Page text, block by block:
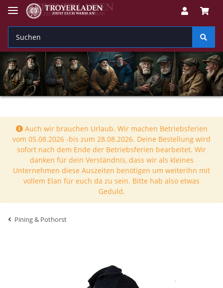
Auch wir brauchen Urlaub. Wir machen Betriebsferien
vom 05.08.2026 -bis zum 28.08.2026. Deine Bestellung wird
sofort nach dem Ende der Betriebsferien bearbeitet. Wir
danken für dein Verständnis, dass wir als kleines
Unternehmen diese Auszeiten benötigen um weiterihn mit
vollem Elan für euch da zu sein. Bitte hab also etwas
Geduld.
Pining & Pothorst